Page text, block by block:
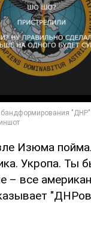
Изюма
Укропа. Ты
– все